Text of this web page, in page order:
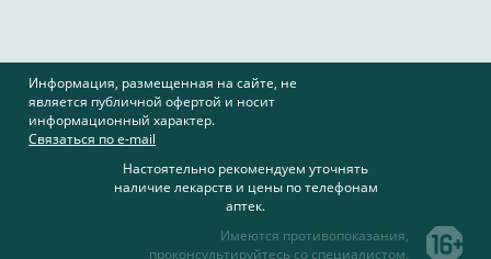
Информация, размещенная на сайте, не
является публичной офертой и носит
информационный характер.
Связаться по e-mail
Настоятельно рекомендуем уточнять
наличие лекарств и цены по телефонам
аптек.
Имеются противопоказания,
проконсультируйтесь со специалистом.